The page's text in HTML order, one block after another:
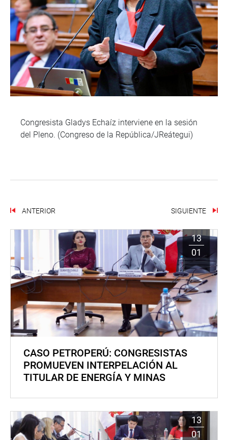
Congresista Gladys Echaíz interviene en la sesión
del Pleno. (Congreso de la República/JReátegui)
ANTERIOR SIGUIENTE
13
01
CASO PETROPERÚ: CONGRESISTAS
PROMUEVEN INTERPELACIÓN AL
TITULAR DE ENERGÍA Y MINAS
13
01